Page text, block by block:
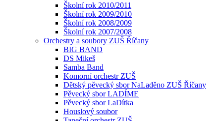
Školní rok 2010/2011
Školní rok 2009/2010
Školní rok 2008/2009
Školní rok 2007/2008
Orchestry a soubory ZUŠ Říčany
BIG BAND
DS Mikeš
Samba Band
Komorní orchestr ZUŠ
Dětský pěvecký sbor NaLaděno ZUŠ Říčany
Pěvecký sbor LADÍME
Pěvecký sbor LaDítka
Houslový soubor